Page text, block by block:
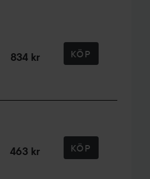
834 kr KÖP
463 kr KÖP